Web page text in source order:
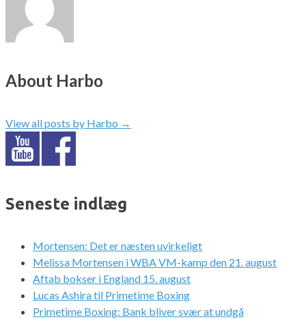
About Harbo
View all posts by Harbo →
Seneste indlæg
Mortensen: Det er næsten uvirkeligt
Melissa Mortensen i WBA VM-kamp den 21. august
Aftab bokser i England 15. august
Lucas Ashira til Primetime Boxing
Primetime Boxing: Bank bliver svær at undgå